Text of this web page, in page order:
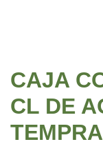
CAJA
CL DE